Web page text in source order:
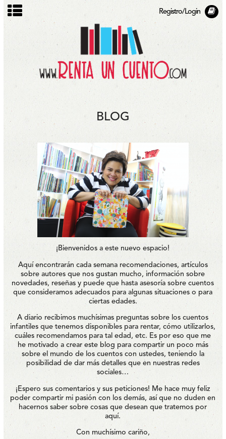
Registro/Login
BLOG
¡Bienvenidos a este nuevo espacio!
Aquí encontrarán cada semana recomendaciones, artículos
sobre autores que nos gustan mucho, información sobre
novedades, reseñas y puede que hasta asesoría sobre cuentos
que consideramos adecuados para algunas situaciones o para
ciertas edades.
A diario recibimos muchísimas preguntas sobre los cuentos
infantiles que tenemos disponibles para rentar, cómo utilizarlos,
cuáles recomendamos para tal edad, etc. Es por eso que me
he motivado a crear este blog para compartir un poco más
sobre el mundo de los cuentos con ustedes, teniendo la
posibilidad de dar más detalles que en nuestras redes
sociales…
¡Espero sus comentarios y sus peticiones! Me hace muy feliz
poder compartir mi pasión con los demás, así que no duden en
hacernos saber sobre cosas que desean que tratemos por
aquí.
Con muchísimo cariño,